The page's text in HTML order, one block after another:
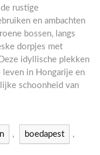
rustige
en ambachten
bossen, langs
dorpjes met
idyllische plekken
leven in Hongarije en
schoonheid van
, boedapest ,